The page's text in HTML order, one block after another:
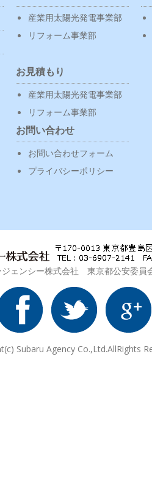
産業用太陽光発電事業部
リフォーム事業部
お見積もり
産業用太陽光発電事業部
リフォーム事業部
お問い合わせ
お問い合わせフォーム
プライバシーポリシー
ジェンシー株式会社 東京都公安委
Subaru Agency Co.,Ltd.AllRights